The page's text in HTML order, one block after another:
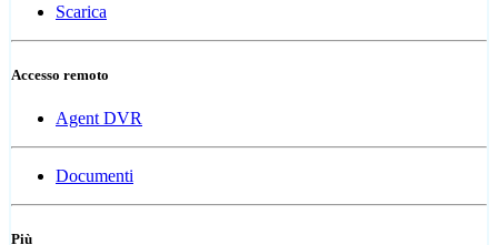
Scarica
Accesso remoto
Agent DVR
Documenti
Più